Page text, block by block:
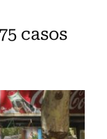
casos